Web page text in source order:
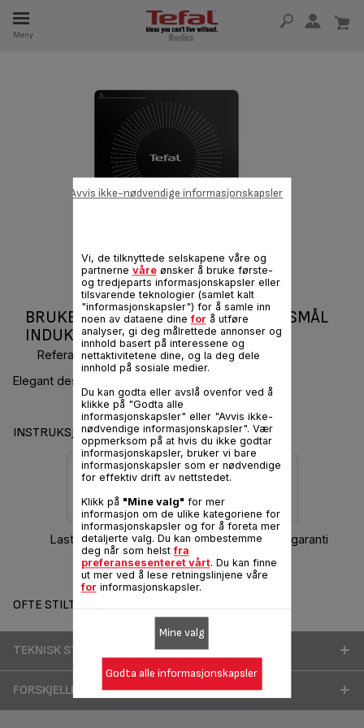
Meny
BRUKERMANUAL OG VANLIGE SPØRSMÅL
INDUKSJONSTOPP IH210
Referanse :IH210801
Elegant design for enkel matlaging
INSTRUKSJONER OG HÅNDBOK
Last ned håndbok Informasjon om garanti
OFTE STILTE SPØRSMÅL
TEKNISK STØTTE
FORSKJELLIGE TEMAER
Vi, de tilknyttede selskapene våre og
partnerne våreønsker å bruke første-
og tredjeparts informasjonskapsler eller
tilsvarende teknologier (samlet kalt
"informasjonskapsler") for å samle inn
noen av dataene dinefor å utføre
analyser, gi deg målrettede annonser og
innhold basert på interessene og
nettaktivitetene dine, og la deg dele
innhold på sosiale medier.
Du kan godta eller avslå ovenfor ved å
klikke på "Godta alle
informasjonskapsler" eller "Avvis ikke-
nødvendige informasjonskapsler". Vær
oppmerksom på at hvis du ikke godtar
informasjonskapsler, bruker vi bare
informasjonskapsler som er nødvendige
for effektiv drift av nettstedet.
Klikk på "Mine valg" for mer
informasjon om de ulike kategoriene for
informasjonskapsler og for å foreta mer
detaljerte valg. Du kan ombestemme
deg når som helstfra
preferansesenteret vårt. Du kan finne
ut mer ved å lese retningslinjene våre
for informasjonskapsler.
Avvis ikke-nødvendige informasjonskapsler
Mine valg
Godta alle informasjonskapsler